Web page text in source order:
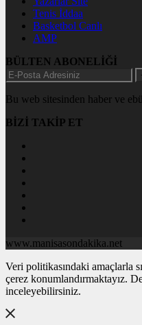
Tenis İddaa
Basketbol Canlı
AMP
BÜLTEN ABONELİĞİ
Bu web sitesinden haber ve
BİZİ TAKİP ET
www.manisasondakika.net
Veri politikasındaki amaçlarla
çerez konumlandırmaktayız.
inceleyebilirsiniz.